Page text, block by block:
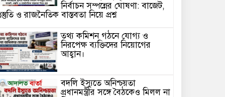
নির্বাচন সম্পন্নের ঘোষণা: বাজেট,
ও রাজনৈতিক বাস্তবতা নিয়ে প্রশ্ন
তথ্য কমিশন গঠনে যোগ্য ও
নিরপেক্ষ ব্যক্তিদের নিয়োগের
আহ্বান।
বদলি ইস্যুতে অনিশ্চয়তা
প্রধানমন্ত্রীর সঙ্গে বৈঠকেও মিলল না